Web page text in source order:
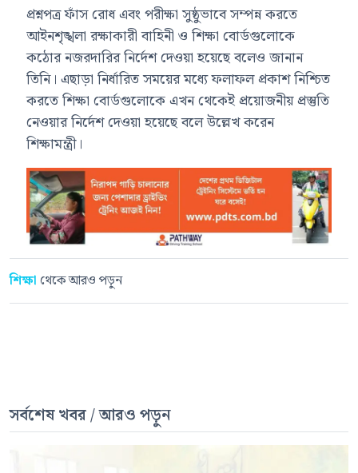
প্রশ্নপত্র ফাঁস রোধ এবং পরীক্ষা সুষ্ঠুভাবে সম্পন্ন করতে
আইনশৃঙ্খলা রক্ষাকারী বাহিনী ও শিক্ষা বোর্ডগুলোকে
কঠোর নজরদারির নির্দেশ দেওয়া হয়েছে বলেও জানান
তিনি। এছাড়া নির্ধারিত সময়ের মধ্যে ফলাফল প্রকাশ নিশ্চিত
করতে শিক্ষা বোর্ডগুলোকে এখন থেকেই প্রয়োজনীয় প্রস্তুতি
নেওয়ার নির্দেশ দেওয়া হয়েছে বলে উল্লেখ করেন
শিক্ষামন্ত্রী।
শিক্ষা থেকে আরও পড়ুন
সর্বশেষ খবর / আরও পড়ুন